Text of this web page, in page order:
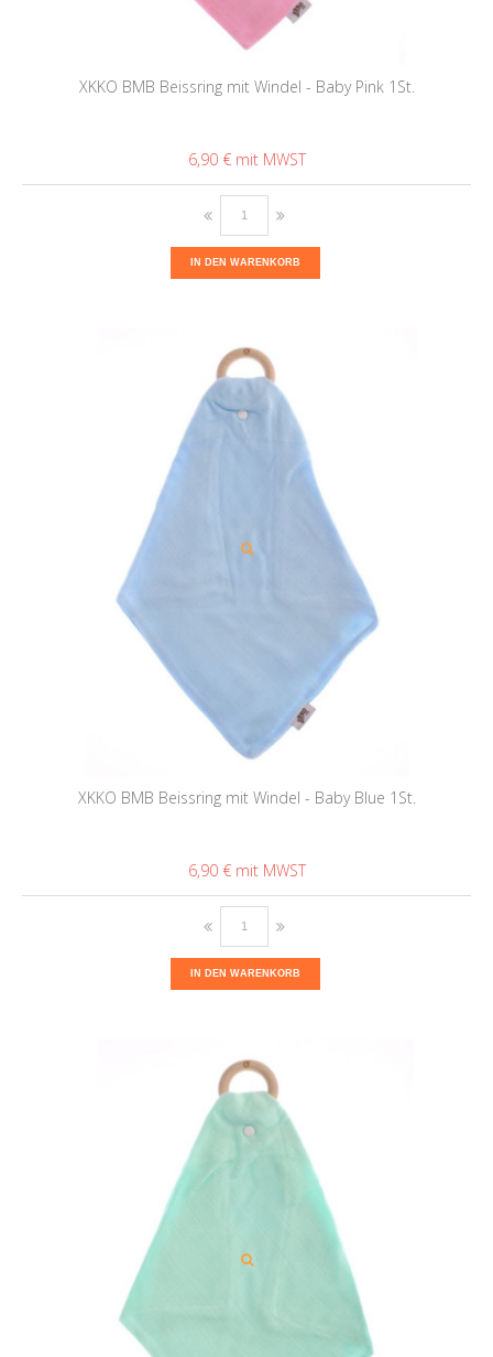
XKKO BMB Beissring mit Windel - Baby Pink 1St.
6,90 €
IN DEN WARENKORB
XKKO BMB Beissring mit Windel - Baby Blue 1St.
6,90 €
IN DEN WARENKORB